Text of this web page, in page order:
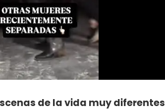
de la vida muy diferentes